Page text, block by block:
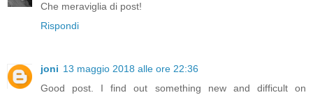
Che meraviglia di post!
Rispondi
joni 13 maggio 2018 alle ore 22:36
Good post. I find out something new and difficult on